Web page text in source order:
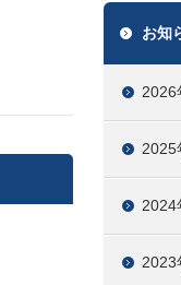
お知
2026
2025
2024
2023